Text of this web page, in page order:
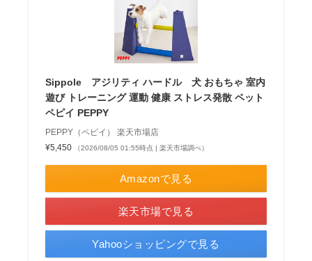
Sippole アジリティ ハードル 犬 おもちゃ 室内
遊び トレーニング 運動 健康 ストレス発散 ペット
ペピイ PEPPY
PEPPY（ペピイ） 楽天市場店
¥5,450
（2026/08/05 01:55時点 | 楽天市場調べ）
Amazonで見る
楽天市場で見る
Yahooショッピングで見る